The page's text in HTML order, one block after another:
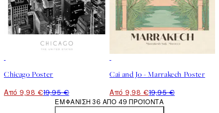
Chicago Poster
Από 9,98 €19,95 €
Cai and Jo - Marrakech Poster
Από 9,98 €19,95 €
ΕΜΦΆΝΙΣΗ 36 ΑΠΌ 49 ΠΡΟΪΌΝΤΑ